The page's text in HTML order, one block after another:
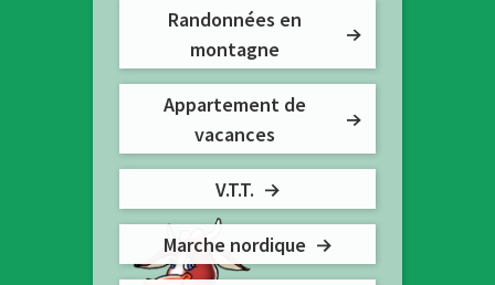
Randonnées en
montagne
Appartement de
vacances
V.T.T.
Marche nordique